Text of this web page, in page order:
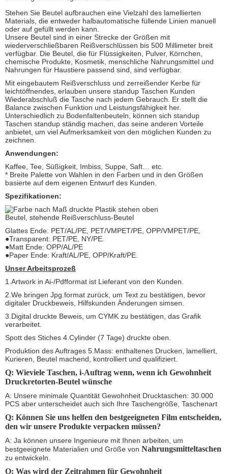
Stehen Sie Beutel aufbrauchen eine Vielzahl des lamellierten
Materials, die entweder halbautomatische füllende Linien manuell
oder auf gefüllt werden kann.
Unsere Beutel sind in einer Strecke der Größen mit
wiederverschließbaren Reißverschlüssen bis 500 Millimeter breit
verfügbar. Die Beutel, die für Flüssigkeiten, Pulver, Körnchen,
chemische Produkte, Kosmetik, menschliche Nahrungsmittel und
Nahrungen für Haustiere passend sind, sind verfügbar.
Mit eingebautem Reißverschluss und zerreißender Kerbe für
leichtöffnendes, erlauben unsere standup Taschen Kunden
Wiederabschluß die Tasche nach jedem Gebrauch. Er stellt die
Balance zwischen Funktion und Leistungsfähigkeit her.
Unterschiedlich zu Bodenfaltenbeuteln, können sich standup
Taschen standup ständig machen, das seine anderen Vorteile
anbietet, um viel Aufmerksamkeit von den möglichen Kunden zu
zeichnen.
Anwendungen:
Kaffee, Tee, Süßigkeit, Imbiss, Suppe, Saft… etc.
* Breite Palette von Wahlen in den Farben und in den Größen
basierte auf dem eigenen Entwurf des Kunden.
Spezifikationen:
Glattes Ende: PET/AL/PE, PET/VMPET/PE, OPP/VMPET/PE,
●Transparent: PET/PE, NY/PE.
●Matt Ende: OPP/AL/PE
●Paper Ende: Kraft/AL/PE, OPP/Kraft/PE.
Unser Arbeitsprozeß
1.Artwork in Ai-/Pdfformat ist Lieferant von den Kunden.
2.We bringen Jpg.format zurück, um Text zu bestätigen, bevor
digitaler Druckbeweis, Hilfskunden Änderungen simsen.
3.Digital druckte Beweis, um CYMK zu bestätigen, das Grafik
verarbeitet.
Spott des Stiches 4.Cylinder (7 Tage) druckte oben.
Produktion des Auftrages 5.Mass: enthaltenes Drucken, lamelliert,
Kurieren, Beutel machend, kontrolliert und qualifiziert.
Q: Wieviele Taschen, i-Auftrag wenn, wenn ich Gewohnheit
Druckretorten-Beutel wünsche
A: Unsere minimale Quantität Gewohnheit Drucktaschen: 30.000
PCS aber unterscheidet auch sich Ihre Taschengröße, Taschenart
Q: Können Sie uns helfen den bestgeeigneten Film entscheiden,
den wir unsere Produkte verpacken müssen?
A: Ja können unsere Ingenieure mit Ihnen arbeiten, um
bestgeeignete Materialien und Größe von Nahrungsmitteltaschen
zu entwickeln.
Q: Was wird der Zeitrahmen für Gewohnheit